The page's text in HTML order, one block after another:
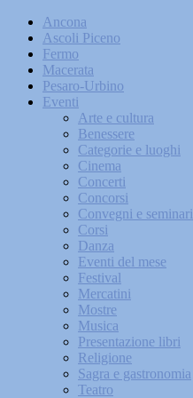
Ancona
Ascoli Piceno
Fermo
Macerata
Pesaro-Urbino
Eventi
Arte e cultura
Benessere
Categorie e luoghi
Cinema
Concerti
Concorsi
Convegni e seminari
Corsi
Danza
Eventi del mese
Festival
Mercatini
Mostre
Musica
Presentazione libri
Religione
Sagra e gastronomia
Teatro